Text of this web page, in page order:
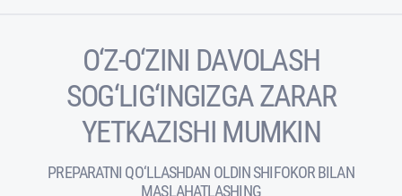
O‘Z-O‘ZINI DAVOLASH
SOG‘LIG‘INGIZGA ZARAR
YETKAZISHI MUMKIN
PREPARATNI QO‘LLASHDAN OLDIN SHIFOKOR BILAN
MASLAHATLASHING